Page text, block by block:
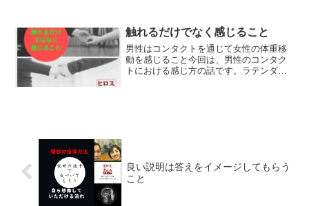
始めるなら、ぜひお越しください。
触れるだけでなく感じること
男性はコンタクトを通じて女性の体重移
動を感じること今回は、男性のコンタク
トにおける感じ方の話です。ラテンダン
良い説明は答えをイメージしてもらう
こと